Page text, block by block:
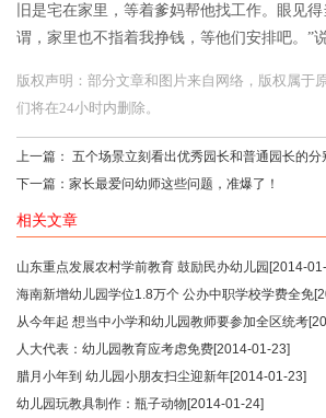
旧是宅在家里，等着爹妈帮他找工作。眼见
谓，家里也不指着我挣钱，等他们安排吧。”
版权声明：部分文章和图片来自网络，版权属于
们将在24小时内删除。
上一篇： 五个场景立刻看出优秀园长和普通园长的分
下一篇： 家长最爱问幼师这些问题，准爆了！
相关文章
山东重点发展农村学前教育 鼓励民办幼儿园 [2014-
海南新增幼儿园学位1.8万个 公办中职学校学费全免
从今年起 想当中小学和幼儿园教师要参加全区统考
人大代表：幼儿园教育应考虑免费[2014-01-23]
腊月小年到 幼儿园小朋友扫尘迎新年[2014-01-23]
幼儿园玩教具制作：瓶子动物 [2014-01-24]